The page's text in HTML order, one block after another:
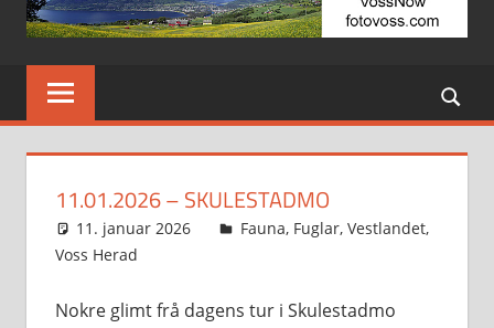
11.01.2026 – SKULESTADMO
11. januar 2026 Svein
Fauna, Fuglar, Vestlandet,
Voss Herad
Nokre glimt frå dagens tur i Skulestadmo